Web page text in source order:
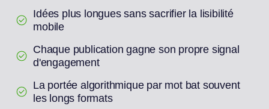
Idées plus longues sans sacrifier la lisibilité
mobile
Chaque publication gagne son propre signal
d'engagement
La portée algorithmique par mot bat souvent
les longs formats